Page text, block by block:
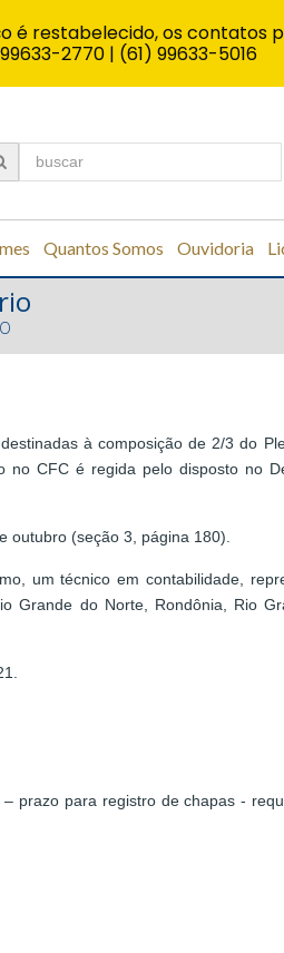
Quantos Somos Ouvidoria
à composição de 2/3 do
CFC é regida pelo disposto no
outubro (seção 3, página 180).
um técnico em contabilidade,
Grande do Norte, Rondônia, Rio
prazo para registro de chapas -
restabelecido, os contatos
2770 | (61) 99633-5016